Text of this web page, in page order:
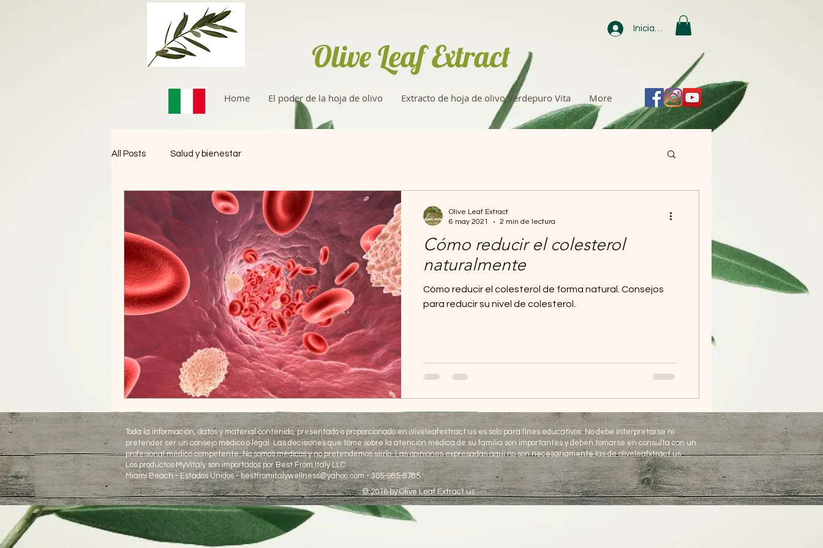
Olive Leaf Extract
Iniciar sesión
Home El poder de la hoja de olivo Extracto de hoja de olivo Verdepuro Vita More
All Posts Salud y bienestar
Cómo reducir el colesterol
naturalmente
Cómo reducir el colesterol de forma natural. Consejos
para reducir su nivel de colesterol.
Olive Leaf Extract
6 may 2021
2 min de lectura
Toda la información, datos y material contenido, presentado o proporcionado en oliveleafextract.us es solo para fines educativos. No debe interpretarse ni
pretender ser un consejo médico o legal. Las decisiones que tome sobre la atención médica de su familia son importantes y deben tomarse en consulta con un
profesional médico competente. No somos médicos y no pretendemos serlo. Las opiniones expresadas aquí no son necesariamente las de oliveleafxtract.us
Los productos MyVitaly son importados por Best From Italy LLC
Miami Beach - Estados Unidos - bestfromitalywellness@yahoo.com - 305-985-8785
© 2016 by Olive Leaf Extract.us